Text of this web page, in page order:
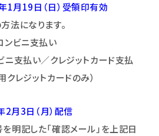
1月19日（日） 受領印有効
法になります。
ンビニ支払い
ニ支払い／クレジットカード支払
クレジットカードのみ）
月3日（月）配信
明記した「確認メール」を上記日